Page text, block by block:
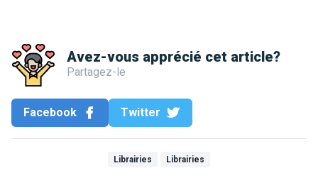
Avez-vous apprécié cet article?
Partagez-le
Facebook Twitter
Librairies Librairies